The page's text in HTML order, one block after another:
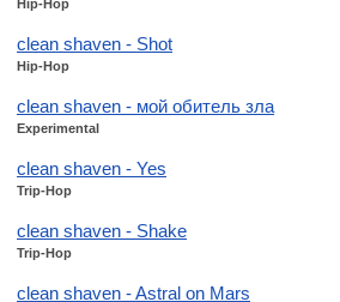
Hip-Hop
clean shaven - Shot
Hip-Hop
clean shaven - мой обитель зла
Experimental
clean shaven - Yes
Trip-Hop
clean shaven - Shake
Trip-Hop
clean shaven - Astral on Mars